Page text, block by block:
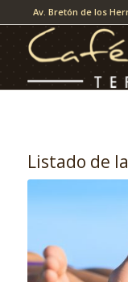
Av. Bretón de los
Listado de